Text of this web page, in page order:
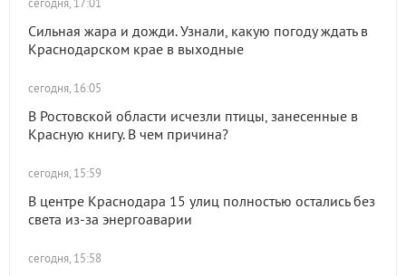
сегодня, 17:01
Сильная жара и дожди. Узнали, какую погоду ждать в
Краснодарском крае в выходные
сегодня, 16:05
В Ростовской области исчезли птицы, занесенные в
Красную книгу. В чем причина?
сегодня, 15:59
В центре Краснодара 15 улиц полностью остались без
света из-за энергоаварии
сегодня, 15:58